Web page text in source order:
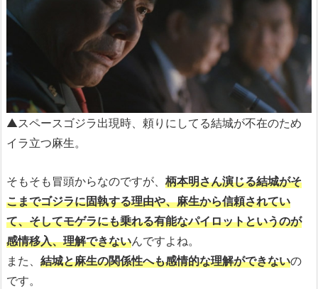
▲スペースゴジラ出現時、頼りにしてる結城が不在のため
イラ立つ麻生。
そもそも冒頭からなのですが、 柄本明さん演じる結城がそ
こまでゴジラに固執する理由や、麻生から信頼されてい
て、そしてモゲラにも乗れる有能なパイロットというのが
感情移入、理解できないんですよね。
また、 結城と麻生の関係性へも感情的な理解ができないの
です。